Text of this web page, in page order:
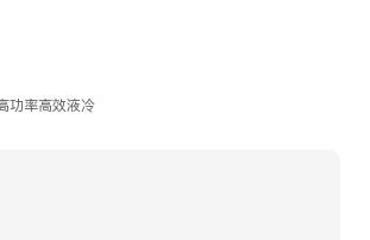
功率高效液冷